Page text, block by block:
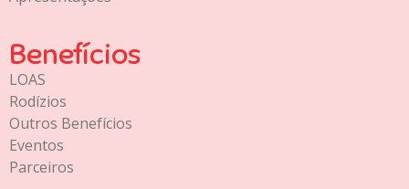
Benefícios
LOAS
Rodízios
Outros Benefícios
Eventos
Parceiros